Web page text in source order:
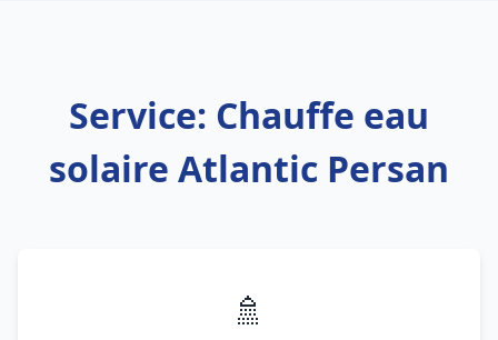
Service: Chauffe eau
solaire Atlantic Persan
🚿